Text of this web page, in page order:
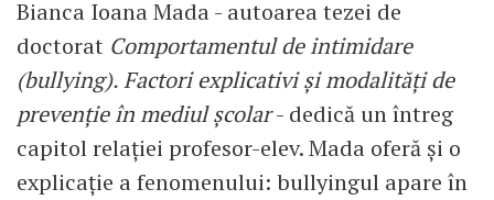
Bianca Ioana Mada - autoarea tezei de
doctorat Comportamentul de intimidare
(bullying). Factori explicativi și modalități de
prevenție în mediul școlar- dedică un întreg
capitol relației profesor-elev. Mada oferă și o
explicație a fenomenului: bullyingul apare în